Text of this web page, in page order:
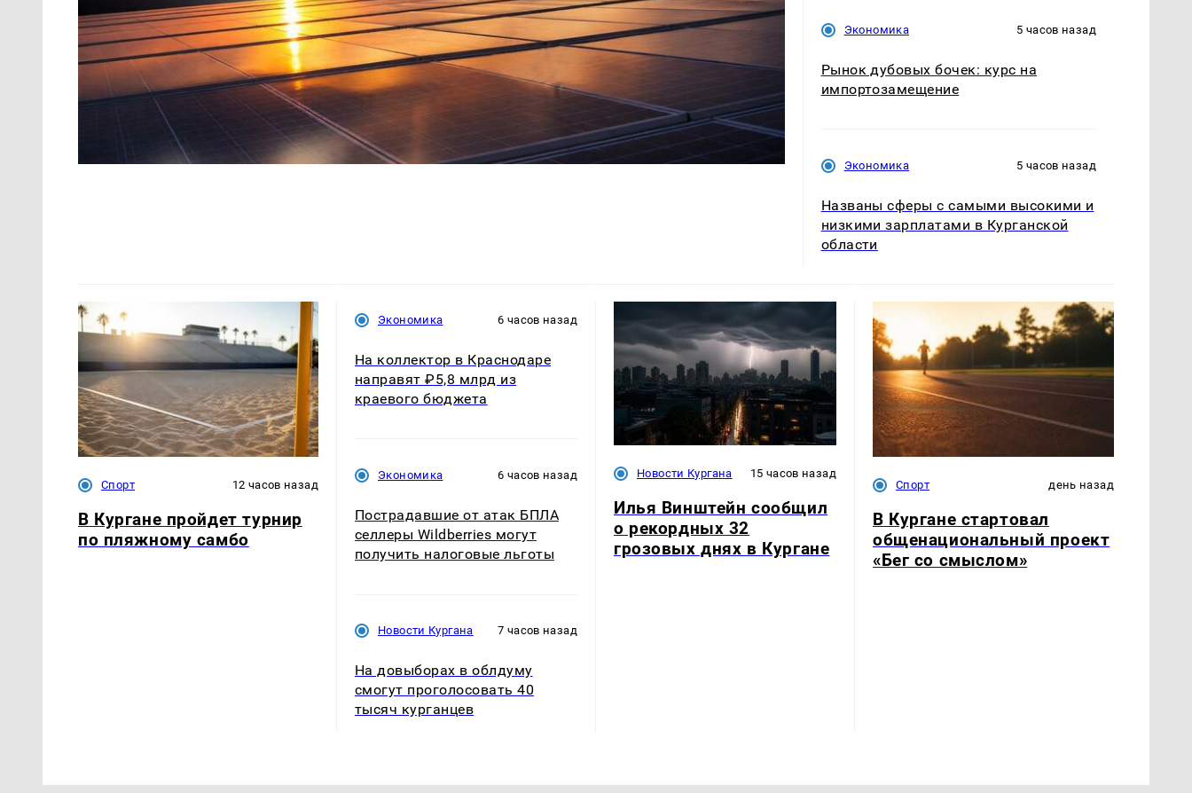
Экономика 5 часов назад
Рынок дубовых бочек: курс на
импортозамещение
Экономика 5 часов назад
Названы сферы с самыми высокими и
низкими зарплатами в Курганской
области
Спорт 12 часов назад
В Кургане пройдет турнир
по пляжному самбо
Экономика 6 часов назад
На коллектор в Краснодаре
направят ₽5,8 млрд из
краевого бюджета
Экономика 6 часов назад
Пострадавшие от атак БПЛА
селлеры Wildberries могут
получить налоговые льготы
Новости Кургана 7 часов назад
На довыборах в облдуму
смогут проголосовать 40
тысяч курганцев
Новости Кургана 15 часов назад
Илья Винштейн сообщил
о рекордных 32
грозовых днях в Кургане
Спорт день назад
В Кургане стартовал
общенациональный проект
«Бег со смыслом»